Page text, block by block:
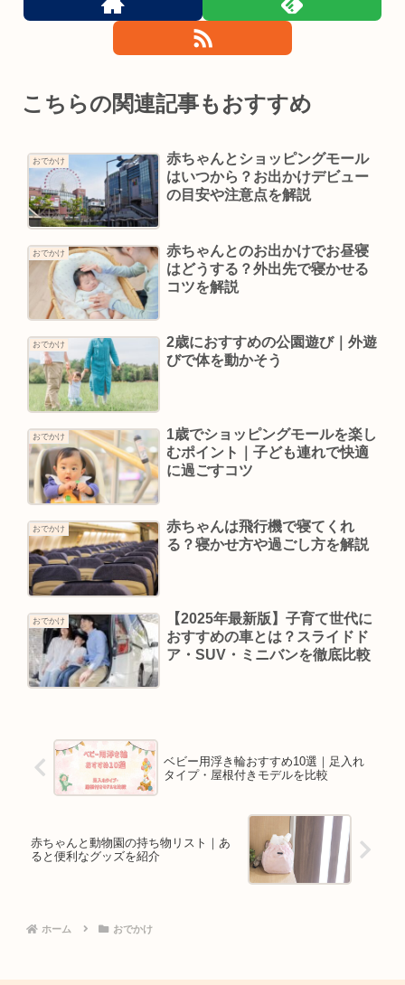
こちらの関連記事もおすすめ
おでかけ
赤ちゃんとショッピングモール
はいつから？お出かけデビュー
の目安や注意点を解説
おでかけ
赤ちゃんとのお出かけでお昼寝
はどうする？外出先で寝かせる
コツを解説
おでかけ
2歳におすすめの公園遊び｜外遊
びで体を動かそう
おでかけ
1歳でショッピングモールを楽し
むポイント｜子ども連れで快適
に過ごすコツ
おでかけ
赤ちゃんは飛行機で寝てくれ
る？寝かせ方や過ごし方を解説
おでかけ
【2025年最新版】子育て世代に
おすすめの車とは？スライドド
ア・SUV・ミニバンを徹底比較
ベビー用浮き輪おすすめ10選｜足入れ
タイプ・屋根付きモデルを比較
赤ちゃんと動物園の持ち物リスト｜あ
ると便利なグッズを紹介
ホーム おでかけ